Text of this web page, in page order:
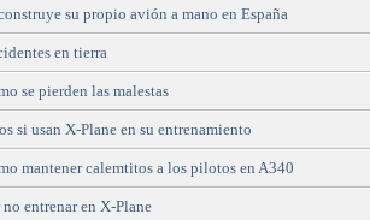
su propio avión a mano en España
en tierra
se pierden las malestas
si usan X-Plane en su entrenamiento
mantener calemtitos a los pilotos en A340
no entrenar en X-Plane